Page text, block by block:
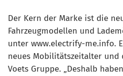
Der Kern der Marke ist die
Fahrzeugmodellen und
unter www.electrify-me.info.
neues Mobilitätszeitalter und
Voets Gruppe. „Deshalb